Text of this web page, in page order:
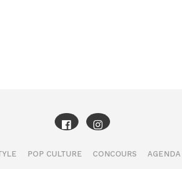
POP CULTURE CONCOURS AGENDA